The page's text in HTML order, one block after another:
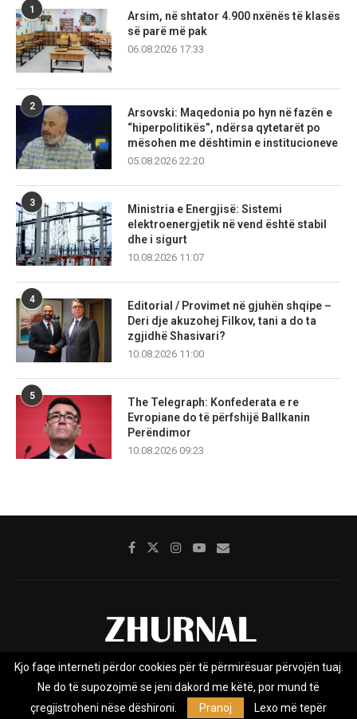
1
Arsim, në shtator 4.900 nxënës të klasës
së parë më pak
06.08.2026 17:33
2
Arsovski: Maqedonia po hyn në fazën e
“hiperpolitikës”, ndërsa qytetarët po
mësohen me dështimin e institucioneve
05.08.2026 22:20
3
Ministria e Energjisë: Sistemi
elektroenergjetik në vend është stabil
dhe i sigurt
10.08.2026 11:07
4
Editorial / Provimet në gjuhën shqipe –
Deri dje akuzohej Filkov, tani a do ta
zgjidhë Shasivari?
10.08.2026 11:00
5
The Telegraph: Konfederata e re
Evropiane do të përfshijë Ballkanin
Perëndimor
10.08.2026 09:23
Rreth nesh Impresumi Marketing
Privacy Policy
Kjo faqe interneti përdor cookies për të përmirësuar përvojën tuaj.
Ne do të supozojmë se jeni dakord me këtë, por mund të
çregjistroheni nëse dëshironi.
Pranoj Lexo më tepër